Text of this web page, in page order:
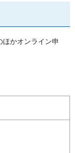
かオンライン申